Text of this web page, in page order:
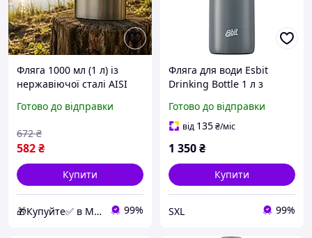
Фляга 1000 мл (1 л) із
нержавіючої сталі AISI
риболовлі та полювання
Готово до відправки
582₴
672 ₴
Купити
🎁Купуйте✅ в Магазині Подарунків 99%
Фляга для води Esbit
Drinking Bottle 1 л з
мл одностінкова
герметична для міста
Готово до відправки
від 135₴/міс
1 350₴
Купити
SXL 99%